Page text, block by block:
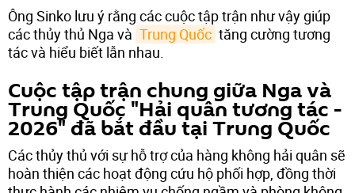
Ông Sinko lưu ý rằng các cuộc tập trận như vậy giúp
các thủy thủ Nga và Trung Quốc tăng cường tương
tác và hiểu biết lẫn nhau.
Cuộc tập trận chung giữa Nga và
Trung Quốc "Hải quân tương tác -
2026" đã bắt đầu tại Trung Quốc
Các thủy thủ với sự hỗ trợ của hàng không hải quân sẽ
hoàn thiện các hoạt động cứu hộ phối hợp, đồng thời